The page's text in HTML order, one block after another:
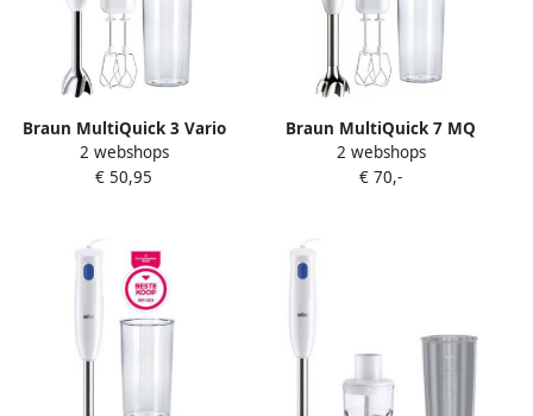
Braun MultiQuick 3 Vario
MQ 3105B WH Staafmixer
Wit Grijs
2 webshops
€ 50,95
Braun MultiQuick 7 MQ
7005 B Staafmixer Wit Zilver
2 webshops
€ 70,-